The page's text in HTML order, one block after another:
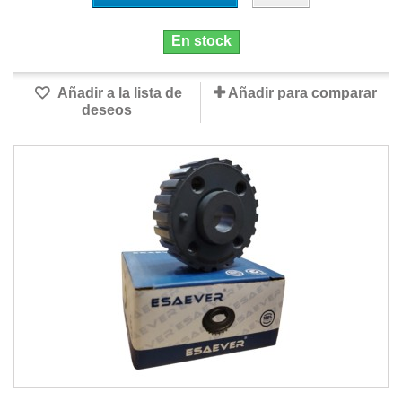
En stock
Añadir a la lista de
deseos
Añadir para comparar